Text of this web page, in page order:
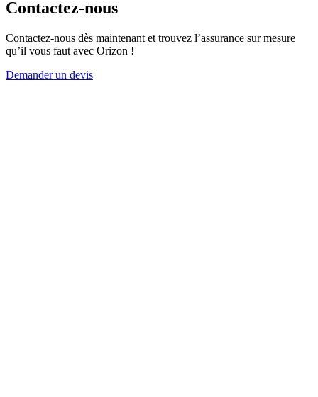
Contactez-nous
Contactez-nous dès maintenant et trouvez l’assurance sur mesure
qu’il vous faut avec Orizon !
Demander un devis